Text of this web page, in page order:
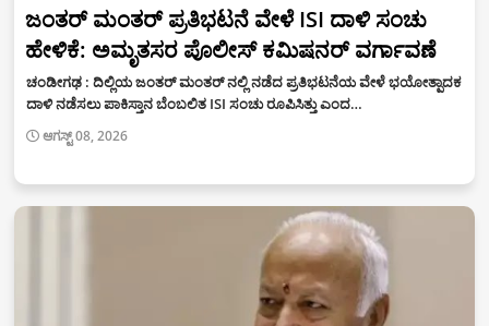
ಜಂತರ್ ಮಂತರ್ ಪ್ರತಿಭಟನೆ ವೇಳೆ ISI ದಾಳಿ ಸಂಚು
ಹೇಳಿಕೆ: ಅಮೃತಸರ ಪೊಲೀಸ್ ಕಮಿಷನರ್ ವರ್ಗಾವಣೆ
ಚಂಡೀಗಢ : ದಿಲ್ಲಿಯ ಜಂತರ್ ಮಂತರ್ ನಲ್ಲಿ ನಡೆದ ಪ್ರತಿಭಟನೆಯ ವೇಳೆ ಭಯೋತ್ಪಾದಕ
ದಾಳಿ ನಡೆಸಲು ಪಾಕಿಸ್ತಾನ ಬೆಂಬಲಿತ ISI ಸಂಚು ರೂಪಿಸಿತ್ತು ಎಂದ…
ಆಗಸ್ಟ್ 08, 2026